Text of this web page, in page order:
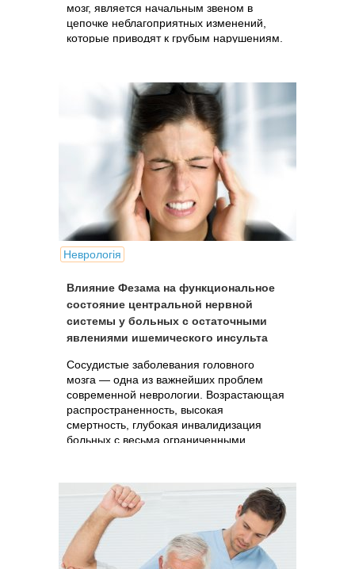
мозг, является начальным звеном в
цепочке неблагоприятных изменений,
которые приводят к грубым нарушениям.
Неврологія
Влияние Фезама на функциональное
состояние центральной нервной
системы у больных с остаточными
явлениями ишемического инсульта
Сосудистые заболевания головного
мозга — одна из важнейших проблем
современной неврологии. Возрастающая
распространенность, высокая
смертность, глубокая инвалидизация
больных с весьма ограниченными